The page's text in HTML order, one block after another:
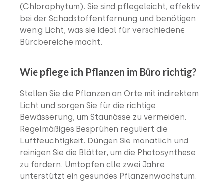
(Chlorophytum). Sie sind pflegeleicht, effektiv
bei der Schadstoffentfernung und benötigen
wenig Licht, was sie ideal für verschiedene
Bürobereiche macht.
Wie pflege ich Pflanzen im Büro richtig?
Stellen Sie die Pflanzen an Orte mit indirektem
Licht und sorgen Sie für die richtige
Bewässerung, um Staunässe zu vermeiden.
Regelmäßiges Besprühen reguliert die
Luftfeuchtigkeit. Düngen Sie monatlich und
reinigen Sie die Blätter, um die Photosynthese
zu fördern. Umtopfen alle zwei Jahre
unterstützt ein gesundes Pflanzenwachstum.